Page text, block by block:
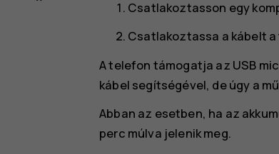
Csatlakoztasson egy
Csatlakoztassa a kábelt
A telefon támogatja az USB
kábel segítségével, de úgy a
Abban az esetben, ha az
perc múlva jelenik meg.